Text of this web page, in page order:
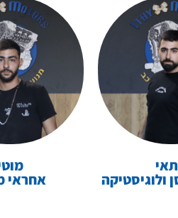
ולוגיסטיקה אחראי